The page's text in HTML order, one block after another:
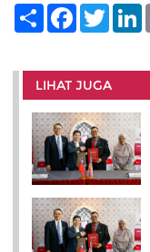
S
e
F
a
b
o
o
k
T
w
t
e
r
L
e
I
LIHAT JUGA